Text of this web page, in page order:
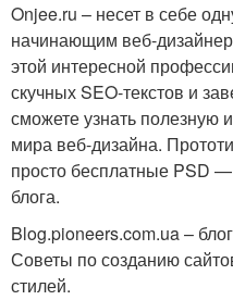
Onjee.ru – несет в себе
начинающим веб-
этой интересной
скучных SEO-текстов и
сможете узнать полезную
мира веб-дизайна.
просто бесплатные PSD —
блога.
Blog.pioneers.com.ua –
Советы по созданию
стилей.